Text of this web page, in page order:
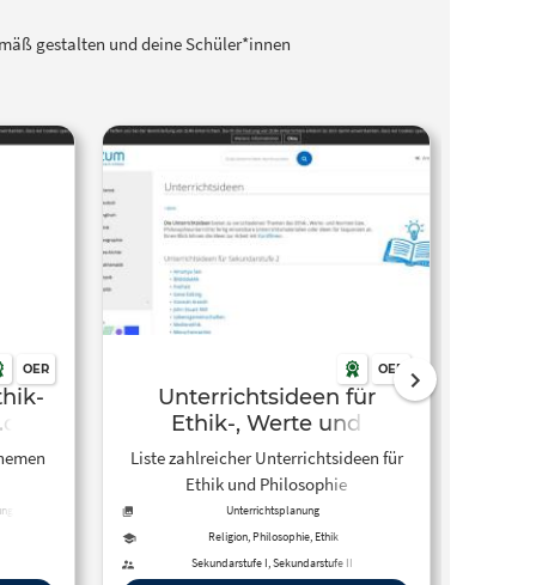
gestalten und deine Schüler*innen
OER OER
Unterrichtsideen für
Ethik-, Werte und
Normen- oder
Philosophieunterricht
Liste zahlreicher Unterrichtsideen für
Ethik und Philosophie
Unterrichtsplanung
Religion, Philosophie, Ethik
Sekundarstufe I, Sekundarstufe II